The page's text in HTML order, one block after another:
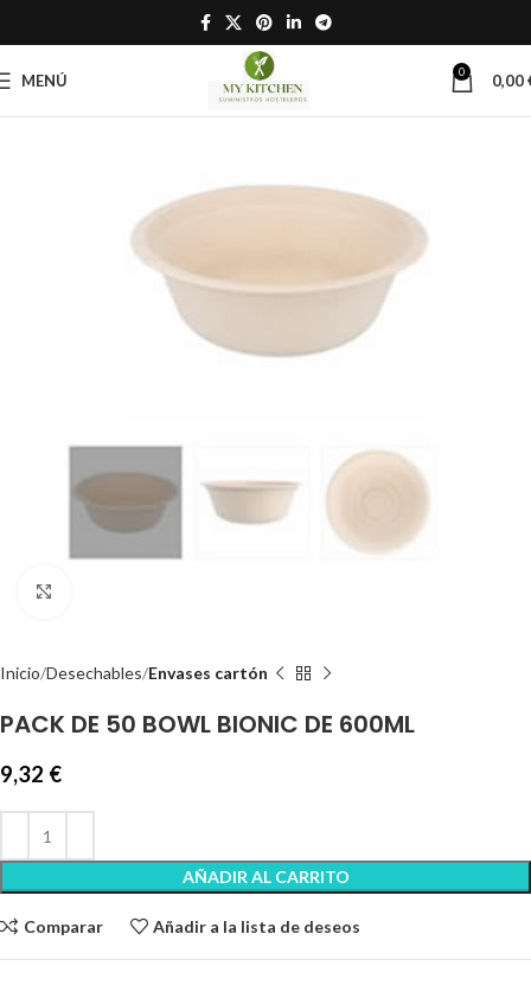
MENÚ 0 0,00
Inicio Desechables Envases cartón
PACK DE 50 BOWL BIONIC DE 600ML
9,32 €
AÑADIR AL CARRITO
Comparar Añadir a la lista de deseos